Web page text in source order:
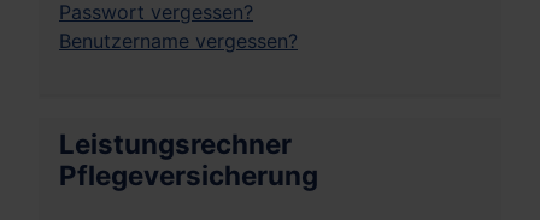
Passwort vergessen?
Benutzername vergessen?
Leistungsrechner
Pflegeversicherung